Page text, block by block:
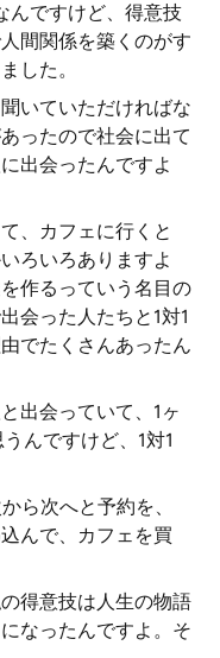
んですけど、得意技
間関係を築くのがす
した。
いていただければな
ったので社会に出て
出会ったんですよ
、カフェに行くと
ろいろありますよ
作るっていう名目の
会った人たちと1対1
でたくさんあったん
出会っていて、1ヶ
んですけど、1対1
ら次へと予約を、
んで、カフェを買
得意技は人生の物語
なったんですよ。そ